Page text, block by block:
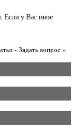
Если у Вас иное
- Задать вопрос »